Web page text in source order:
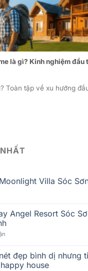
là gì? Kinh nghiệm đầu
Toàn tập về xu hướng
Villa Sóc
Angel Resort Sóc
đẹp bình dị nhưng
house